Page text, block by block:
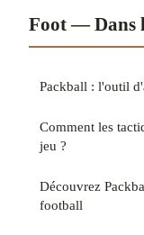
Foot — Dans
Packball : l'outil
Comment les
jeu ?
Découvrez
football